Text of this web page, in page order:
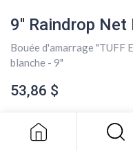
9'' Raindrop Net
Bouée d'amarrage "TUFF
blanche - 9"
53,86 $